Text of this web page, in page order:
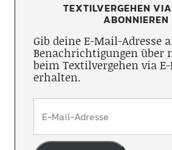
TEXTILVERGEHEN
ABONNIEREN
Gib deine E-Mail-Adresse
Benachrichtigungen über
beim Textilvergehen via
erhalten.